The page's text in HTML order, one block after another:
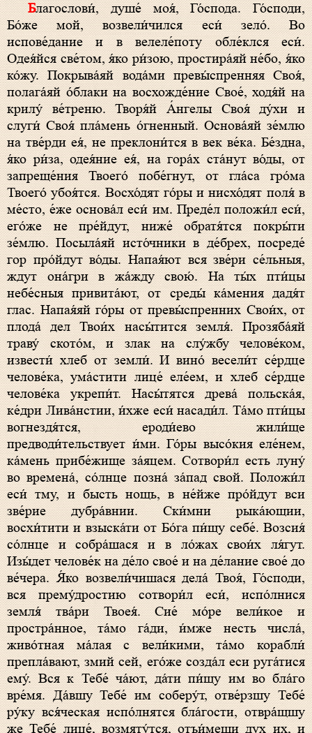
Благослови́, душе́ моя́, Го́спода. Го́споди,
Бо́же мой, возвели́чился еси́ зело́. Во
испове́дание и в велеле́поту обле́клся еси́.
Одея́йся све́том, я́ко ри́зою, простира́яй не́бо, я́ко
ко́жу. Покрыва́яй вода́ми превы́спренняя Своя́,
полага́яй о́блаки на восхожде́ние Свое́, ходя́й на
крилу́ ве́треню. Творя́й А́нгелы Своя́ ду́хи и
слуги́ Своя́ пла́мень о́гненный. Основа́яй зе́млю
на тве́рди ея́, не преклони́тся в век ве́ка. Бе́здна,
я́ко ри́за, одея́ние ея́, на гора́х ста́нут во́ды, от
запреще́ния Твоего́ побе́гнут, от гла́са гро́ма
Твоего́ убоя́тся. Восхо́дят го́ры и нисхо́дят поля́ в
ме́сто, е́же основа́л еси́ им. Преде́л положи́л еси́,
eго́же не пре́йдут, ниже́ обратя́тся покры́ти
зе́млю. Посыла́яй исто́чники в де́брех, посреде́
гор про́йдут во́ды. Напая́ют вся зве́ри се́льныя,
ждут она́гри в жа́жду свою́. На ты́х пти́цы
небе́сныя привита́ют, от среды́ ка́мения дадя́т
глас. Напая́яй го́ры от превы́спренних Свои́х, от
плода́ дел Твои́х насы́тится земля́. Прозяба́яй
траву́ ското́м, и злак на слу́жбу челове́ком,
извести́ хлеб от земли́. И вино́ весели́т се́рдце
челове́ка, ума́стити лице́ еле́ем, и хлеб се́рдце
челове́ка укрепи́т. Насы́тятся древа́ польска́я,
ке́дри Лива́нстии, и́хже еси́ насади́л. Та́мо пти́цы
вогнездя́тся, ероди́ево жили́ще
предводи́тельствует и́ми. Го́ры высо́кия еле́нем,
ка́мень прибе́жище за́яцем. Сотвори́л есть луну́
во времена́, со́лнце позна́ за́пад свой. Положи́л
еси́ тму, и бысть нощь, в не́йже про́йдут вси
зве́рие дубра́внии. Ски́мни рыка́ющии,
восхи́тити и взыска́ти от Бо́га пи́щу себе́. Возсия́
со́лнце и собра́шася и в ло́жах свои́х ля́гут.
Изы́дет челове́к на де́ло свое́ и на де́лание свое́ до
ве́чера. Я́ко возвели́чишася дела́ Твоя́, Го́споди,
вся прему́дростию сотвори́л еси́, испо́лнися
земля́ тва́ри Твоея́. Сие́ мо́ре вели́кое и
простра́нное, та́мо га́ди, и́мже несть числа́,
живо́тная ма́лая с вели́кими, та́мо корабли́
препла́вают, змий сей, eго́же созда́л еси руга́тися
eму́. Вся к Тебе́ ча́ют, да́ти пи́щу им во бла́го
вре́мя. Да́вшу Тебе́ им соберу́т, отве́рзшу Тебе́
ру́ку вся́ческая испо́лнятся бла́гости, отвра́щшу
же Тебе́ лице́, возмяту́тся, отъи́меши дух их, и